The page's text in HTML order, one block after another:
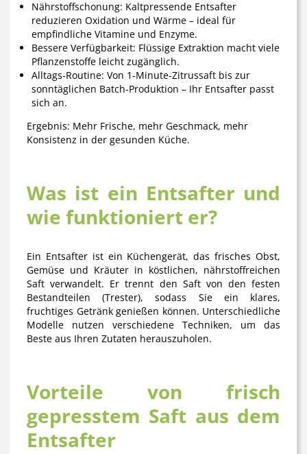
Nährstoffschonung: Kaltpressende Entsafter
reduzieren Oxidation und Wärme – ideal für
empfindliche Vitamine und Enzyme.
Bessere Verfügbarkeit: Flüssige Extraktion macht viele
Pflanzenstoffe leicht zugänglich.
Alltags‑Routine: Von 1‑Minute‑Zitrussaft bis zur
sonntäglichen Batch‑Produktion – Ihr Entsafter passt
sich an.
Ergebnis: Mehr Frische, mehr Geschmack, mehr
Konsistenz in der gesunden Küche.
Was ist ein Entsafter und
wie funktioniert er?
Ein Entsafterist ein Küchengerät, das frisches Obst,
Gemüse und Kräuter in köstlichen, nährstoffreichen
Saft verwandelt. Er trennt den Saft von den festen
Bestandteilen (Trester), sodass Sie ein klares,
fruchtiges Getränk genießen können. Unterschiedliche
Modelle nutzen verschiedene Techniken, um das
Beste aus Ihren Zutaten herauszuholen.
Vorteile von frisch
gepresstem Saft aus dem
Entsafter